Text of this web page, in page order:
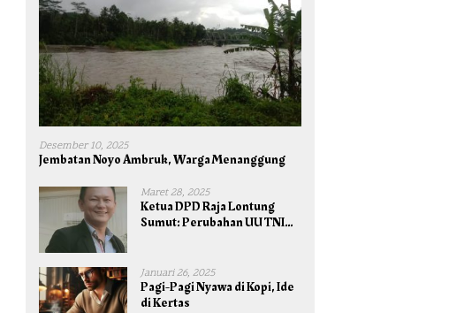
Desember 10, 2025
Jembatan Noyo Ambruk, Warga Menanggung
Maret 28, 2025
Ketua DPD Raja Lontung
Sumut: Perubahan UU TNI
Kepentingan Negara dan
Bangsa
Januari 26, 2025
Pagi-Pagi Nyawa di Kopi, Ide
di Kertas